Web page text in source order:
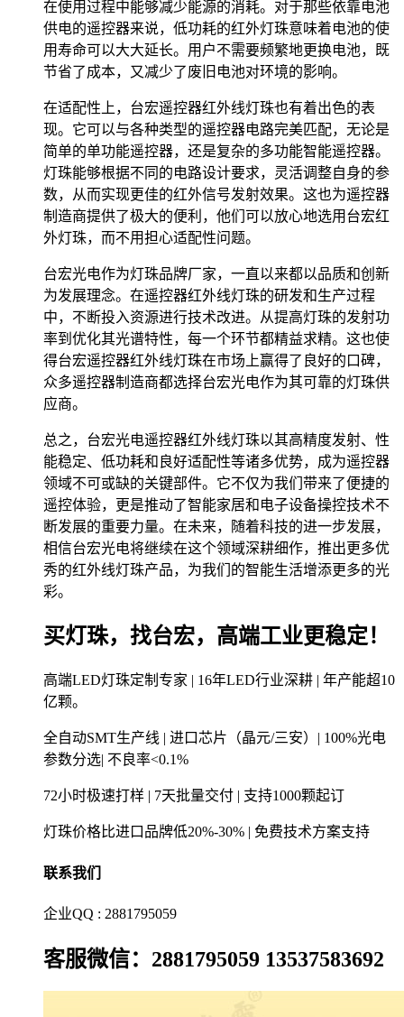
在使用过程中能够减少能源的消耗。对于那些依靠电池
供电的遥控器来说，低功耗的红外灯珠意味着电池的使
用寿命可以大大延长。用户不需要频繁地更换电池，既
节省了成本，又减少了废旧电池对环境的影响。
在适配性上，台宏遥控器红外线灯珠也有着出色的表
现。它可以与各种类型的遥控器电路完美匹配，无论是
简单的单功能遥控器，还是复杂的多功能智能遥控器。
灯珠能够根据不同的电路设计要求，灵活调整自身的参
数，从而实现更佳的红外信号发射效果。这也为遥控器
制造商提供了极大的便利，他们可以放心地选用台宏红
外灯珠，而不用担心适配性问题。
台宏光电作为灯珠品牌厂家，一直以来都以品质和创新
为发展理念。在遥控器红外线灯珠的研发和生产过程
中，不断投入资源进行技术改进。从提高灯珠的发射功
率到优化其光谱特性，每一个环节都精益求精。这也使
得台宏遥控器红外线灯珠在市场上赢得了良好的口碑，
众多遥控器制造商都选择台宏光电作为其可靠的灯珠供
应商。
总之，台宏光电遥控器红外线灯珠以其高精度发射、性
能稳定、低功耗和良好适配性等诸多优势，成为遥控器
领域不可或缺的关键部件。它不仅为我们带来了便捷的
遥控体验，更是推动了智能家居和电子设备操控技术不
断发展的重要力量。在未来，随着科技的进一步发展，
相信台宏光电将继续在这个领域深耕细作，推出更多优
秀的红外线灯珠产品，为我们的智能生活增添更多的光
彩。
买灯珠，找台宏，高端工业更稳定！
高端LED灯珠定制专家 | 16年LED行业深耕 | 年产能超10
亿颗。
全自动SMT生产线 | 进口芯片（晶元/三安）| 100%光电
参数分选| 不良率<0.1%
72小时极速打样 | 7天批量交付 | 支持1000颗起订
灯珠价格比进口品牌低20%-30% | 免费技术方案支持
联系我们
企业QQ : 2881795059
客服微信：2881795059 13537583692